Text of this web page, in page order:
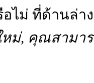
ไม่ ที่ด้านล่
หม่, คุณสามา